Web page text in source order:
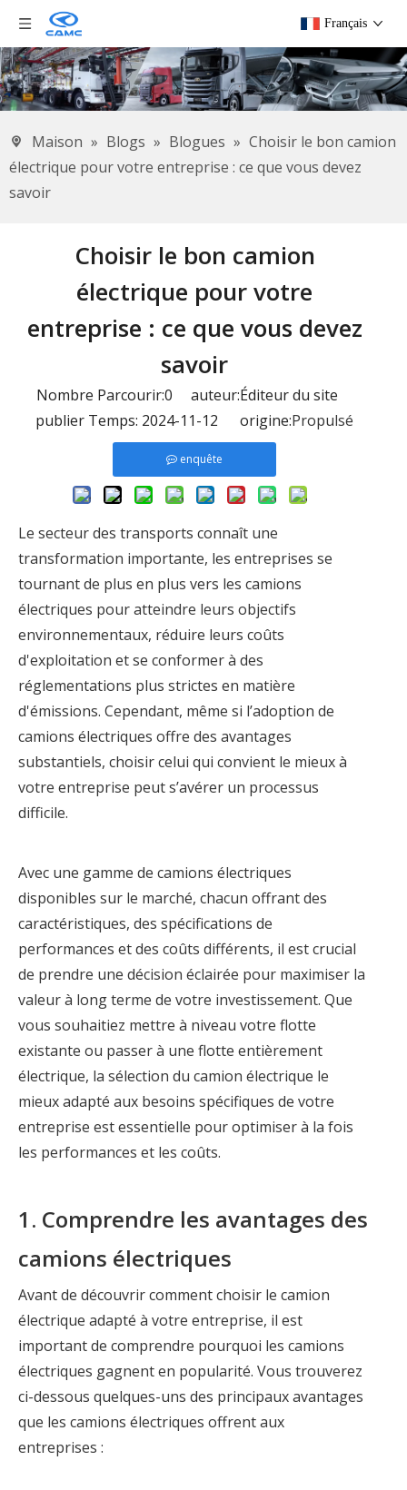
Français
Maison » Blogs » Blogues » Choisir le bon camion
électrique pour votre entreprise : ce que vous devez
savoir
Choisir le bon camion
électrique pour votre
entreprise : ce que vous devez
savoir
Nombre Parcourir:0 auteur:Éditeur du site
publier Temps: 2024-11-12 origine:Propulsé
enquête
Le secteur des transports connaît une
transformation importante, les entreprises se
tournant de plus en plus vers les camions
électriques pour atteindre leurs objectifs
environnementaux, réduire leurs coûts
d'exploitation et se conformer à des
réglementations plus strictes en matière
d'émissions. Cependant, même si l’adoption de
camions électriques offre des avantages
substantiels, choisir celui qui convient le mieux à
votre entreprise peut s’avérer un processus
difficile.
Avec une gamme de camions électriques
disponibles sur le marché, chacun offrant des
caractéristiques, des spécifications de
performances et des coûts différents, il est crucial
de prendre une décision éclairée pour maximiser la
valeur à long terme de votre investissement. Que
vous souhaitiez mettre à niveau votre flotte
existante ou passer à une flotte entièrement
électrique, la sélection du camion électrique le
mieux adapté aux besoins spécifiques de votre
entreprise est essentielle pour optimiser à la fois
les performances et les coûts.
1. Comprendre les avantages des
camions électriques
Avant de découvrir comment choisir le camion
électrique adapté à votre entreprise, il est
important de comprendre pourquoi les camions
électriques gagnent en popularité. Vous trouverez
ci-dessous quelques-uns des principaux avantages
que les camions électriques offrent aux
entreprises :